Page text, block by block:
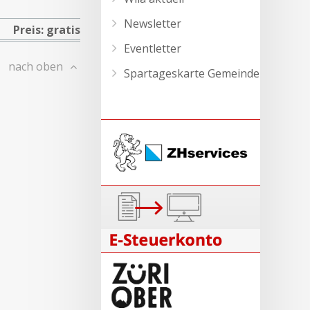
Preis: gratis
nach oben
Newsletter
Eventletter
Spartageskarte Gemeinde